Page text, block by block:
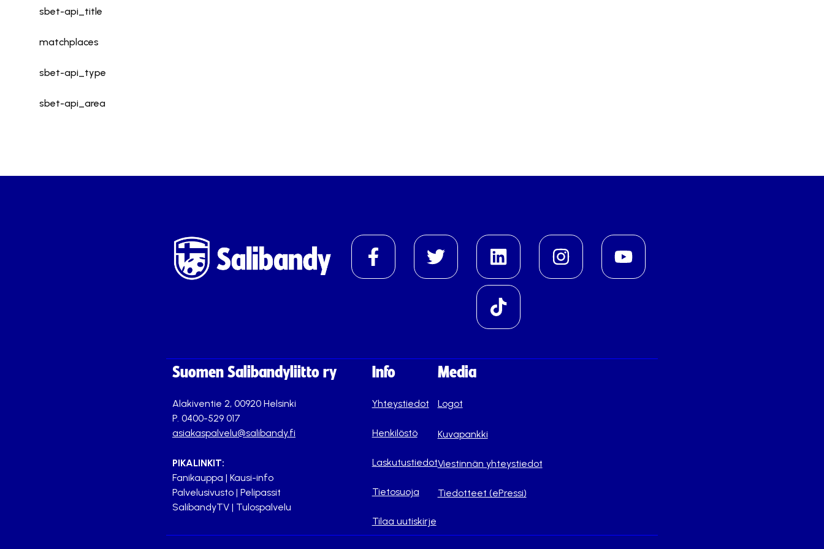
sbet-api_title
matchplaces
sbet-api_type
sbet-api_area
Suomen Salibandyliitto ry
Alakiventie 2, 00920 Helsinki
P. 0400-529 017
asiakaspalvelu@salibandy.fi
PIKALINKIT:
Fanikauppa | Kausi-info
Palvelusivusto | Pelipassit
SalibandyTV | Tulospalvelu
Info
Yhteystiedot
Henkilöstö
Laskutustiedot
Tietosuoja
Tilaa uutiskirje
Media
Logot
Kuvapankki
Viestinnän yhteystiedot
Tiedotteet (ePressi)